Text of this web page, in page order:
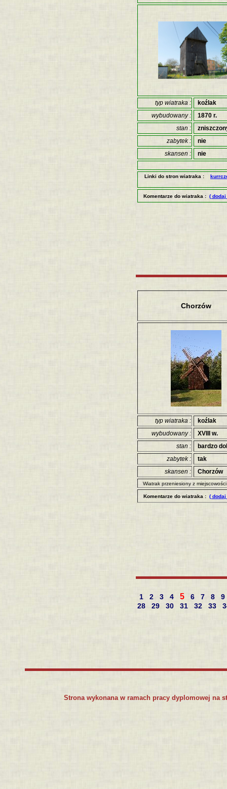
typ wiatraka :
koźlak
wybudowany :
1870 r.
stan :
zabytek :
nie
skansen :
nie
Linki do stron wiatraka :
Komentarze do wiatraka : (
Chorzów
typ wiatraka :
koźlak
wybudowany :
XVIII w.
stan :
bardzo
zabytek :
tak
skansen :
Chorzów
Wiatrak przeniesiony z
Komentarze do wiatraka : (
1 2 3 4 5 6 7 8
9
28
29 30 31 32 33
Strona wykonana w ramach pracy dyplomowej na